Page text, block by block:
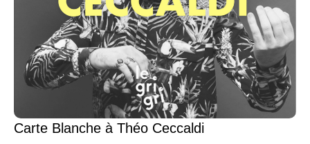
Carte Blanche à Théo Ceccaldi